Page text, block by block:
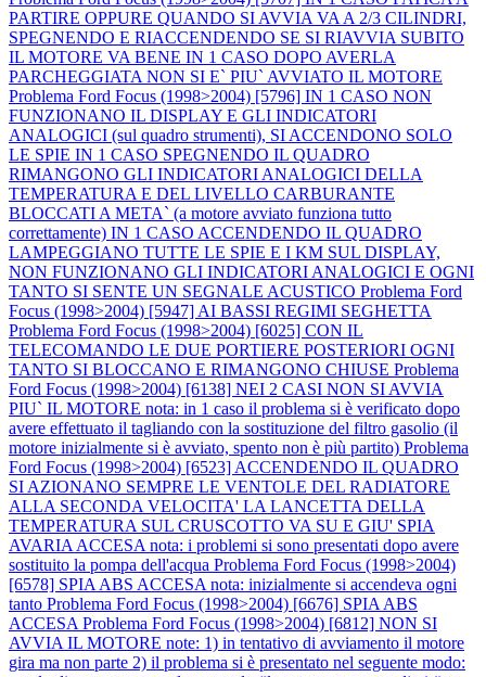
PARTIRE OPPURE QUANDO SI AVVIA VA A 2/3 CILINDRI,
SPEGNENDO E RIACCENDENDO SE SI RIAVVIA SUBITO
IL MOTORE VA BENE IN 1 CASO DOPO AVERLA
PARCHEGGIATA NON SI E` PIU` AVVIATO IL MOTORE
Problema Ford Focus (1998>2004) [5796] IN 1 CASO NON
FUNZIONANO IL DISPLAY E GLI INDICATORI
ANALOGICI (sul quadro strumenti), SI ACCENDONO SOLO
LE SPIE IN 1 CASO SPEGNENDO IL QUADRO
RIMANGONO GLI INDICATORI ANALOGICI DELLA
TEMPERATURA E DEL LIVELLO CARBURANTE
BLOCCATI A META` (a motore avviato funziona tutto
correttamente) IN 1 CASO ACCENDENDO IL QUADRO
LAMPEGGIANO TUTTE LE SPIE E I KM SUL DISPLAY,
NON FUNZIONANO GLI INDICATORI ANALOGICI E OGNI
TANTO SI SENTE UN SEGNALE ACUSTICO Problema Ford
Focus (1998>2004) [5947] AI BASSI REGIMI SEGHETTA
Problema Ford Focus (1998>2004) [6025] CON IL
TELECOMANDO LE DUE PORTIERE POSTERIORI OGNI
TANTO SI BLOCCANO E RIMANGONO CHIUSE Problema
Ford Focus (1998>2004) [6138] NEI 2 CASI NON SI AVVIA
PIU` IL MOTORE nota: in 1 caso il problema si è verificato dopo
avere effettuato il tagliando con la sostituzione del filtro gasolio (il
motore inizialmente si è avviato, spento non è più partito) Problema
Ford Focus (1998>2004) [6523] ACCENDENDO IL QUADRO
SI AZIONANO SEMPRE LE VENTOLE DEL RADIATORE
ALLA SECONDA VELOCITA' LA LANCETTA DELLA
TEMPERATURA SUL CRUSCOTTO VA SU E GIU' SPIA
AVARIA ACCESA nota: i problemi si sono presentati dopo avere
sostituito la pompa dell'acqua Problema Ford Focus (1998>2004)
[6578] SPIA ABS ACCESA nota: inizialmente si accendeva ogni
tanto Problema Ford Focus (1998>2004) [6676] SPIA ABS
ACCESA Problema Ford Focus (1998>2004) [6812] NON SI
AVVIA IL MOTORE note: 1) in tentativo di avviamento il motore
gira ma non parte 2) il problema si è presentato nel seguente modo: